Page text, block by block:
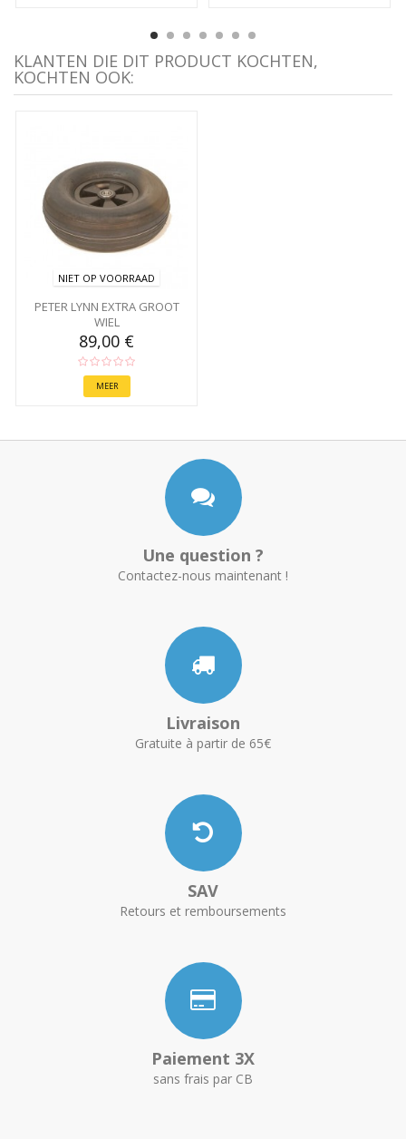
KLANTEN DIE DIT PRODUCT KOCHTEN,
KOCHTEN OOK:
NIET OP VOORRAAD
PETER LYNN EXTRA GROOT
WIEL
89,00 €
MEER
Une question ?
Contactez-nous maintenant !
Livraison
Gratuite à partir de 65€
SAV
Retours et remboursements
Paiement 3X
sans frais par CB